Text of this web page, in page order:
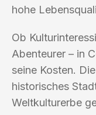
hohe
Ob
Abenteurer – in
seine Kosten.
historisches
Weltkulturerbe